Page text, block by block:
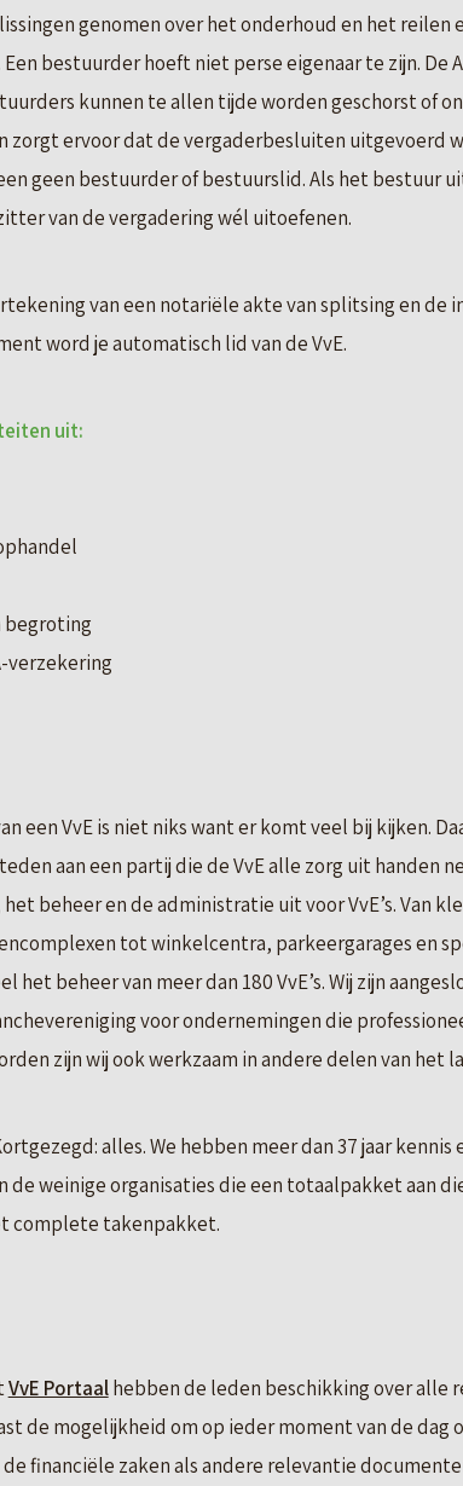
genomen over het onderhoud en het reilen
bestuurder hoeft niet perse eigenaar te zijn. De
kunnen te allen tijde worden geschorst of
zorgt ervoor dat de vergaderbesluiten uitgevoerd
geen bestuurder of bestuurslid. Als het bestuur
van de vergadering wél uitoefenen.
van een notariële akte van splitsing en de
word je automatisch lid van de VvE.
uit:
begroting
verzekering
een VvE is niet niks want er komt veel bij kijken.
aan een partij die de VvE alle zorg uit handen
het beheer en de administratie uit voor VvE’s. Van
tot winkelcentra, parkeergarages en
beheer van meer dan 180 VvE’s. Wij zijn
voor ondernemingen die
zijn wij ook werkzaam in andere delen van het
alles. We hebben meer dan 37 jaar kennis
de weinige organisaties die een totaalpakket aan
complete takenpakket.
VvE Portaalhebben de leden beschikking over alle
de mogelijkheid om op ieder moment van de dag
financiële zaken als andere relevantie